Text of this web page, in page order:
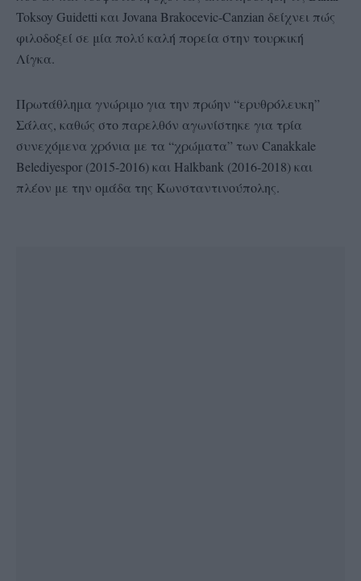
Toksoy Guidetti και Jovana Brakocevic-Canzian δείχνει πώς
φιλοδοξεί σε μία πολύ καλή πορεία στην τουρκική
Λίγκα.
Πρωτάθλημα γνώριμο για την πρώην “ερυθρόλευκη”
Σάλας, καθώς στο παρελθόν αγωνίστηκε για τρία
συνεχόμενα χρόνια με τα “χρώματα” των Canakkale
Belediyespor (2015-2016) και Halkbank (2016-2018) και
πλέον με την ομάδα της Κωνσταντινούπολης.